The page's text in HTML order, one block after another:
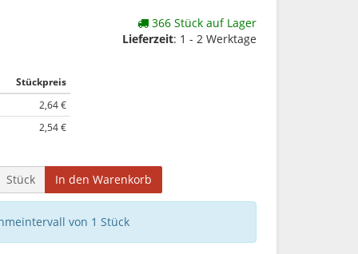
Stückpreis
2,64 €
2,54 €
366 Stück auf Lager
Lieferzeit: 1 - 2 Werktage
Stück In den Warenkorb
von 1 Stück